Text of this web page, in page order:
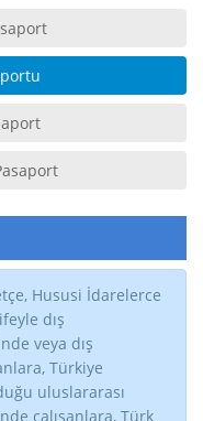
Hususi İdarelerce
dış
veya dış
Türkiye
uluslararası
çalışanlara, Türk